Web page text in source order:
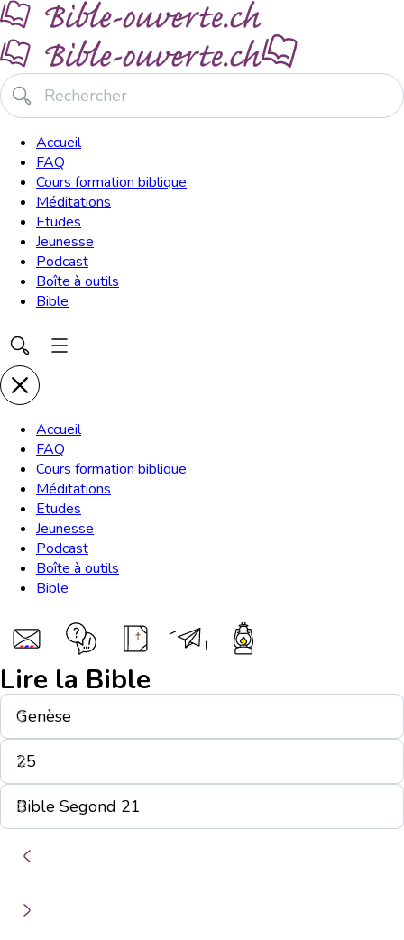
Accueil
FAQ
Cours formation biblique
Méditations
Etudes
Jeunesse
Podcast
Boîte à outils
Bible
Accueil
FAQ
Cours formation biblique
Méditations
Etudes
Jeunesse
Podcast
Boîte à outils
Bible
Lire la Bible